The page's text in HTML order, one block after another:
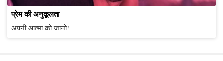
प्रेम की अनुकूलता
अपनी आत्मा को जानो!